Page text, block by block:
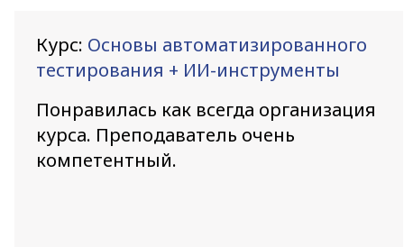
Курс: Основы автоматизированного
тестирования + ИИ-инструменты
Понравилась как всегда организация
курса. Преподаватель очень
компетентный.